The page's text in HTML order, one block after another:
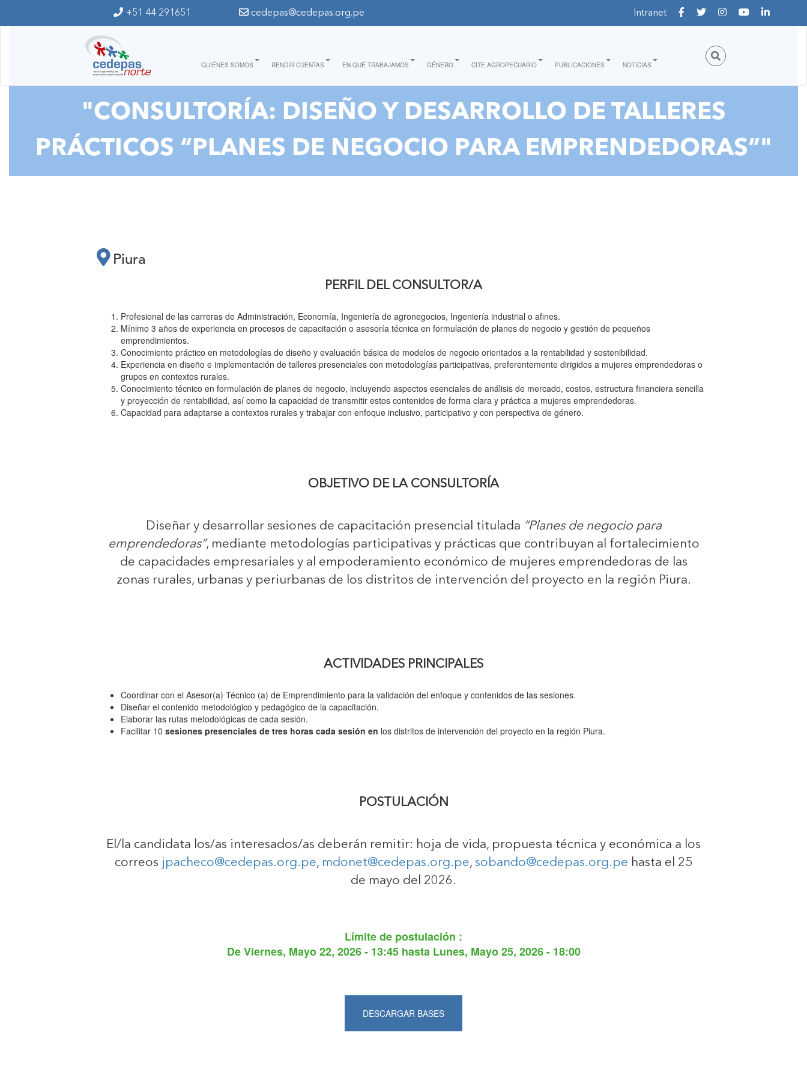
+51 44 291651 cedepas@cedepas.org.pe Intranet
QUIÉNES SOMOS RENDIR CUENTAS EN QUÉ TRABAJAMOS GÉNERO CITE AGROPECUARIO PUBLICACIONES NOTICIAS
"CONSULTORÍA: DISEÑO Y DESARROLLO DE TALLERES
PRÁCTICOS “PLANES DE NEGOCIO PARA EMPRENDEDORAS”"
Piura
PERFIL DEL CONSULTOR/A
Profesional de las carreras de Administración, Economía, Ingeniería de agronegocios, Ingeniería industrial o afines.
Mínimo 3 años de experiencia en procesos de capacitación o asesoría técnica en formulación de planes de negocio y gestión de pequeños
emprendimientos.
Conocimiento práctico en metodologías de diseño y evaluación básica de modelos de negocio orientados a la rentabilidad y sostenibilidad.
Experiencia en diseño e implementación de talleres presenciales con metodologías participativas, preferentemente dirigidos a mujeres emprendedoras o
grupos en contextos rurales.
Conocimiento técnico en formulación de planes de negocio, incluyendo aspectos esenciales de análisis de mercado, costos, estructura financiera sencilla
y proyección de rentabilidad, así como la capacidad de transmitir estos contenidos de forma clara y práctica a mujeres emprendedoras.
Capacidad para adaptarse a contextos rurales y trabajar con enfoque inclusivo, participativo y con perspectiva de género.
OBJETIVO DE LA CONSULTORÍA
Diseñar y desarrollar sesiones de capacitación presencial titulada “Planes de negocio para
emprendedoras”, mediante metodologías participativas y prácticas que contribuyan al fortalecimiento
de capacidades empresariales y al empoderamiento económico de mujeres emprendedoras de las
zonas rurales, urbanas y periurbanas de los distritos de intervención del proyecto en la región Piura.
ACTIVIDADES PRINCIPALES
Coordinar con el Asesor(a) Técnico (a) de Emprendimiento para la validación del enfoque y contenidos de las sesiones.
Diseñar el contenido metodológico y pedagógico de la capacitación.
Elaborar las rutas metodológicas de cada sesión.
Facilitar 10 sesiones presenciales de tres horas cada sesión en los distritos de intervención del proyecto en la región Piura.
POSTULACIÓN
El/la candidata los/as interesados/as deberán remitir: hoja de vida, propuesta técnica y económica a los
correos jpacheco@cedepas.org.pe, mdonet@cedepas.org.pe, sobando@cedepas.org.pe hasta el 25
de mayo del 2026.
Límite de postulación :
DeViernes, Mayo 22, 2026 - 13:45hasta Lunes, Mayo 25, 2026 - 18:00
DESCARGAR BASES